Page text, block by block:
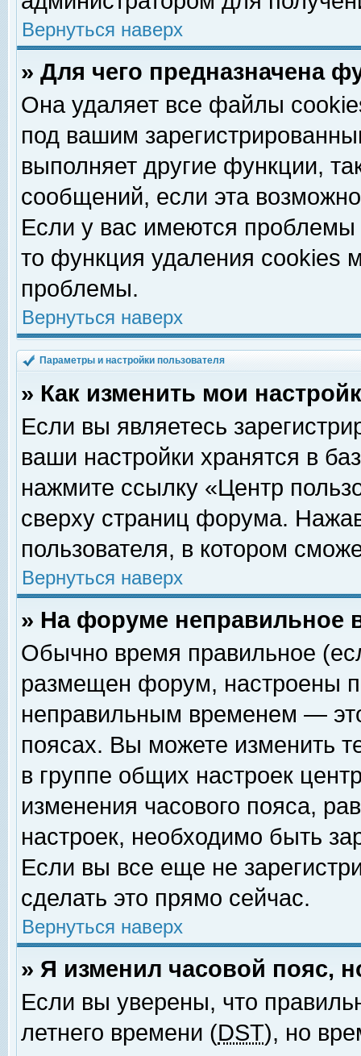
Вернуться наверх
» Для чего предназначена
Она удаляет все файлы
под вашим
выполняет другие функции,
сообщений, если эта
Если у вас имеются
то функция удаления cookies
проблемы.
Вернуться наверх
Параметры и настройки пользователя
» Как изменить мои
Если вы являетесь
ваши настройки хранятся в
нажмите ссылку «Центр
сверху страниц форума.
пользователя, в котором
Вернуться наверх
» На форуме неправильное
Обычно время правильное
размещен форум, настроены
неправильным временем —
поясах. Вы можете изменить
в группе общих настроек
изменения часового пояса,
настроек, необходимо быть
Если вы все еще не
сделать это прямо сейчас.
Вернуться наверх
» Я изменил часовой пояс,
Если вы уверены, что
летнего времени (DST), но